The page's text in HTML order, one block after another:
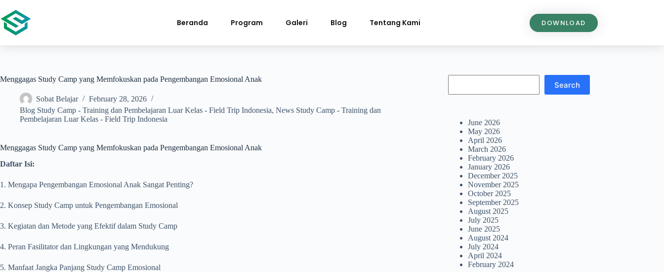
Beranda Program Galeri Blog Tentang Kami DOWNLOAD
Menggagas Study Camp yang Memfokuskan pada Pengembangan Emosional Anak
Sobat Belajar
February 28, 2026
Blog Study Camp - Training dan Pembelajaran Luar Kelas - Field Trip Indonesia, News Study Camp - Training dan
Pembelajaran Luar Kelas - Field Trip Indonesia
Menggagas Study Camp yang Memfokuskan pada Pengembangan Emosional Anak
Daftar Isi:
1. Mengapa Pengembangan Emosional Anak Sangat Penting?
2. Konsep Study Camp untuk Pengembangan Emosional
3. Kegiatan dan Metode yang Efektif dalam Study Camp
4. Peran Fasilitator dan Lingkungan yang Mendukung
5. Manfaat Jangka Panjang Study Camp Emosional
Search
June 2026
May 2026
April 2026
March 2026
February 2026
January 2026
December 2025
November 2025
October 2025
September 2025
August 2025
July 2025
June 2025
August 2024
July 2024
April 2024
February 2024